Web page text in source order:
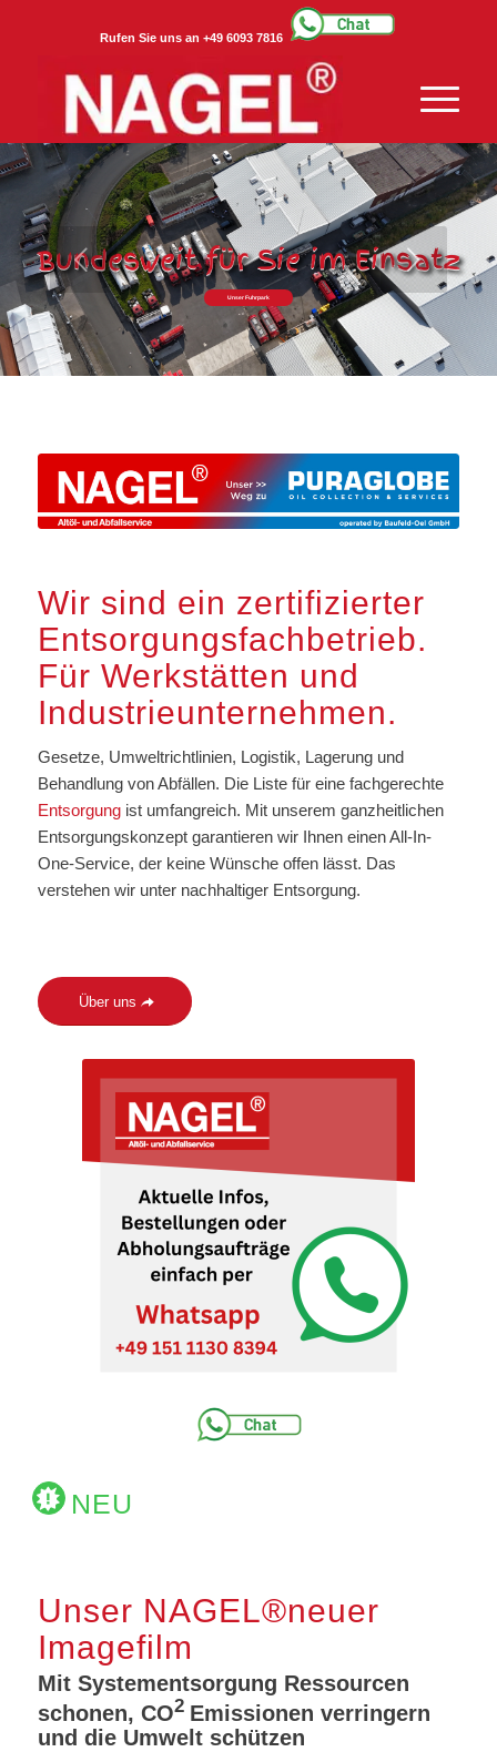
Rufen Sie uns an +49 6093 7816
Bundesweit für Sie im Einsatz
Unser Fuhrpark
Wir sind ein zertifizierter
Entsorgungsfachbetrieb.
Für Werkstätten und
Industrieunternehmen.
Gesetze, Umweltrichtlinien, Logistik, Lagerung und
Behandlung von Abfällen. Die Liste für eine fachgerechte
Entsorgungist umfangreich. Mit unserem ganzheitlichen
Entsorgungskonzept garantieren wir Ihnen einen All-In-
One-Service, der keine Wünsche offen lässt. Das
verstehen wir unter nachhaltiger Entsorgung.
Über uns
NEU
Unser NAGEL®neuer
Imagefilm
Mit Systementsorgung Ressourcen
schonen, CO2 Emissionen verringern
und die Umwelt schützen